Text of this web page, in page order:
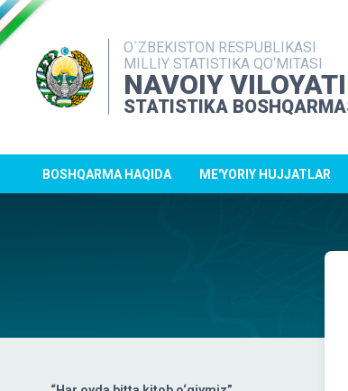
O`ZBEKISTON RESPUBLIKASI
MILLIY STATISTIKA QO‘MITASI
NAVOIY VILOYATI
STATISTIKA
BOSHQARMA HAQIDA ME'YORIY HUJJATLAR